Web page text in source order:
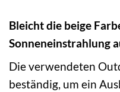
Bleicht die beige
Sonneneinstrahlung
Die verwendeten
beständig, um ein